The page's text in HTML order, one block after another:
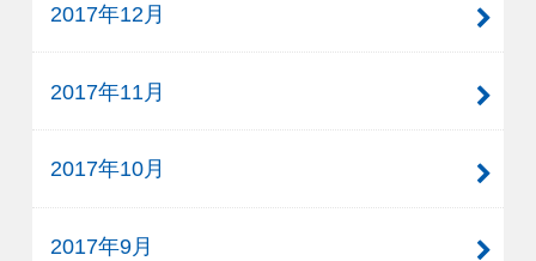
2017年12月
2017年11月
2017年10月
2017年9月